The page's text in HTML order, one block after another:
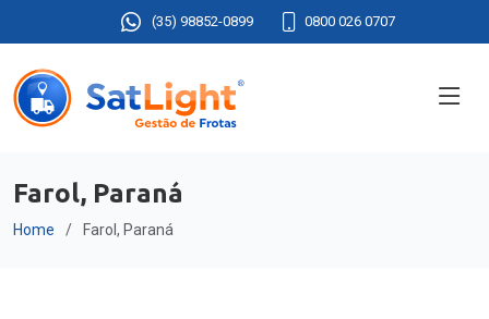
(35) 98852-0899 0800 026 0707
Farol, Paraná
Home Farol, Paraná